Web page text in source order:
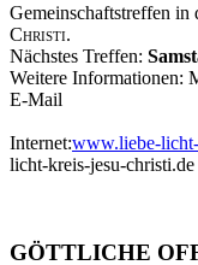
Gemeinschaftstreffen in
Christi.
Nächstes Treffen:
Weitere Informationen:
E-Mail
Internet:www.liebe-
licht-kreis-jesu-christi.de
GÖTTLICHE